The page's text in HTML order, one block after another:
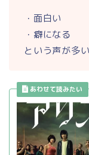
・面白い
・癖になる
という声が多い